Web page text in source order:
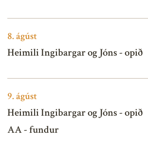
8.ágúst
Heimili Ingibargar og Jóns - opið
9.ágúst
Heimili Ingibargar og Jóns - opið
AA - fundur